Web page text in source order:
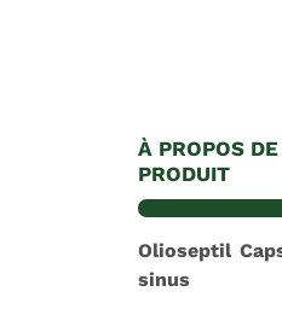
À PROPOS
PRODUIT
Olioseptil
sinus